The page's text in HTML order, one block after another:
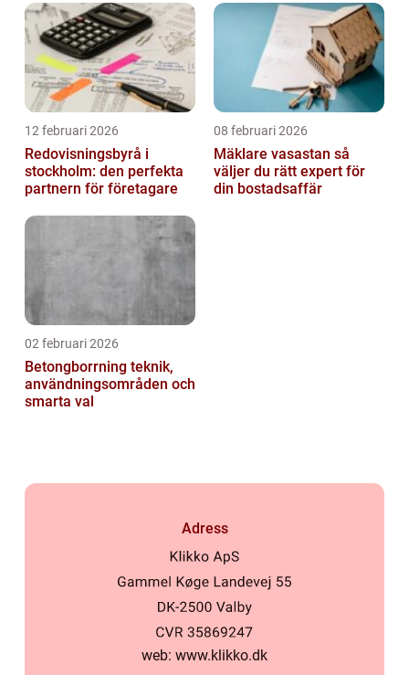
12 februari 2026
Redovisningsbyrå i
stockholm: den perfekta
partnern för företagare
08 februari 2026
Mäklare vasastan så
väljer du rätt expert för
din bostadsaffär
02 februari 2026
Betongborrning teknik,
användningsområden och
smarta val
Adress
web: www.klikko.dk